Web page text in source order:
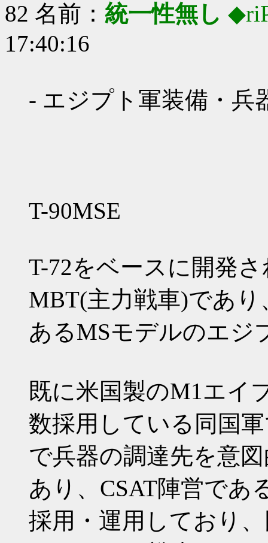
82 名前： 統一性無し
17:40:16
- エジプト軍装備・兵
T-90MSE
T-72をベースに開発
MBT(主力戦車)であ
あるMSモデルのエジ
既に米国製のM1エイ
数採用している同国
で兵器の調達先を意
あり、CSAT陣営であ
採用・運用しており